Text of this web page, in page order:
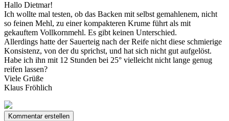
Hallo Dietmar!
Ich wollte mal testen, ob das Backen mit selbst gemahlenem, nicht
so feinen Mehl, zu einer kompakteren Krume führt als mit
gekauftem Vollkornmehl. Es gibt keinen Unterschied.
Allerdings hatte der Sauerteig nach der Reife nicht diese schmierige
Konsistenz, von der du sprichst, und hat sich nicht gut aufgelöst.
Habe ich ihn mit 12 Stunden bei 25° vielleicht nicht lange genug
reifen lassen?
Viele Grüße
Klaus Fröhlich
Kommentar erstellen